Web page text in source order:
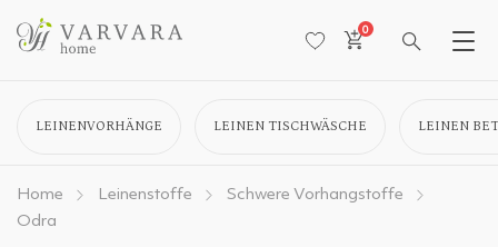
0
LEINENVORHÄNGE LEINEN TISCHWÄSCHE LEINEN
Home Leinenstoffe
Schwere Vorhangstoffe
Odra